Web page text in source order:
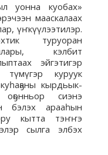
уонна куобах»
мааскалаах
үҥкүүлээтилэр.
туруоран
кэлбит
эйгэтигэр
түмүгэр куруук
кырдьык-
сиэнэ
бэлэх арааһын
кытта тэҥҥэ
сылга элбэх